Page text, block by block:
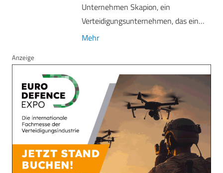
Unternehmen Skapion, ein
Verteidigungsunternehmen, das ein…
Mehr
Anzeige